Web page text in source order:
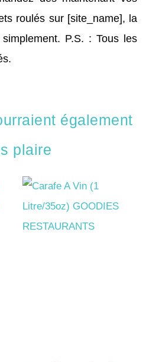
roulés sur [site_name], la
P.S. : Tous les
également
plaire